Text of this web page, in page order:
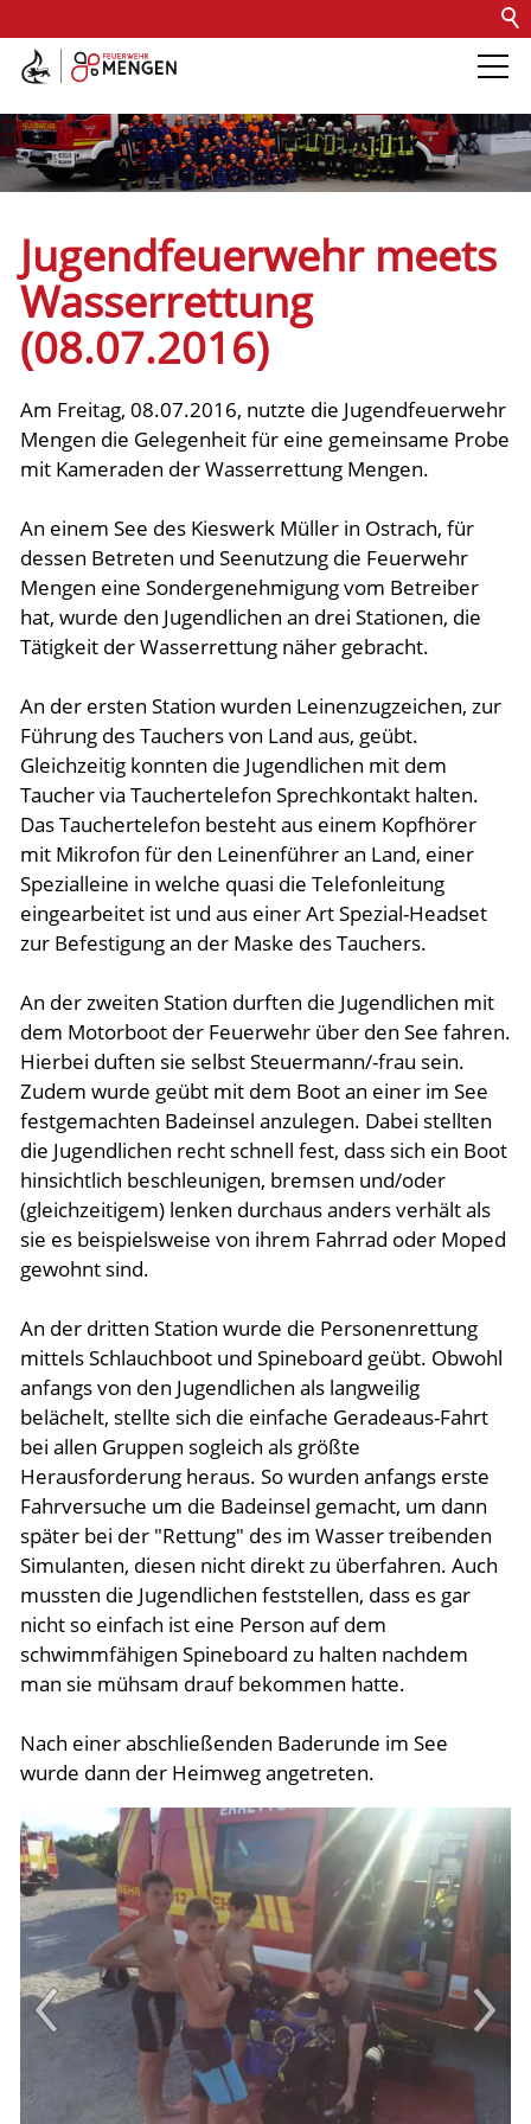
Kontakt Impressum
Barrierefreiheit
Die Feuerwehr
Fachdienste
Fahrzeuge
Einsätze
Jugend
Aktuelles
Links
Jugendfeuerwehr meets
Wasserrettung
(08.07.2016)
Am Freitag, 08.07.2016, nutzte die Jugendfeuerwehr
Mengen die Gelegenheit für eine gemeinsame Probe
mit Kameraden der Wasserrettung Mengen.
An einem See des Kieswerk Müller in Ostrach, für
dessen Betreten und Seenutzung die Feuerwehr
Mengen eine Sondergenehmigung vom Betreiber
hat, wurde den Jugendlichen an drei Stationen, die
Tätigkeit der Wasserrettung näher gebracht.
An der ersten Station wurden Leinenzugzeichen, zur
Führung des Tauchers von Land aus, geübt.
Gleichzeitig konnten die Jugendlichen mit dem
Taucher via Tauchertelefon Sprechkontakt halten.
Das Tauchertelefon besteht aus einem Kopfhörer
mit Mikrofon für den Leinenführer an Land, einer
Spezialleine in welche quasi die Telefonleitung
eingearbeitet ist und aus einer Art Spezial-Headset
zur Befestigung an der Maske des Tauchers.
An der zweiten Station durften die Jugendlichen mit
dem Motorboot der Feuerwehr über den See fahren.
Hierbei duften sie selbst Steuermann/-frau sein.
Zudem wurde geübt mit dem Boot an einer im See
festgemachten Badeinsel anzulegen. Dabei stellten
die Jugendlichen recht schnell fest, dass sich ein Boot
hinsichtlich beschleunigen, bremsen und/oder
(gleichzeitigem) lenken durchaus anders verhält als
sie es beispielsweise von ihrem Fahrrad oder Moped
gewohnt sind.
An der dritten Station wurde die Personenrettung
mittels Schlauchboot und Spineboard geübt. Obwohl
anfangs von den Jugendlichen als langweilig
belächelt, stellte sich die einfache Geradeaus-Fahrt
bei allen Gruppen sogleich als größte
Herausforderung heraus. So wurden anfangs erste
Fahrversuche um die Badeinsel gemacht, um dann
später bei der "Rettung" des im Wasser treibenden
Simulanten, diesen nicht direkt zu überfahren. Auch
mussten die Jugendlichen feststellen, dass es gar
nicht so einfach ist eine Person auf dem
schwimmfähigen Spineboard zu halten nachdem
man sie mühsam drauf bekommen hatte.
Nach einer abschließenden Baderunde im See
wurde dann der Heimweg angetreten.